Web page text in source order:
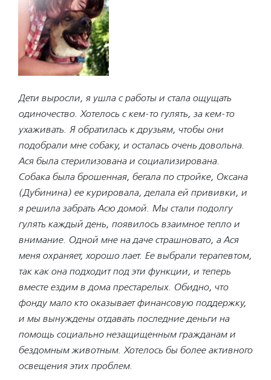
Дети выросли, я ушла с работы и стала ощущать
одиночество. Хотелось с кем-то гулять, за кем-то
ухаживать. Я обратилась к друзьям, чтобы они
подобрали мне собаку, и осталась очень довольна.
Ася была стерилизована и социализирована.
Собака была брошенная, бегала по стройке, Оксана
(Дубинина) ее курировала, делала ей прививки, и
я решила забрать Асю домой. Мы стали подолгу
гулять каждый день, появилось взаимное тепло и
внимание. Одной мне на даче страшновато, а Ася
меня охраняет, хорошо лает. Ее выбрали терапевтом,
так как она подходит под эти функции, и теперь
вместе ездим в дома престарелых. Обидно, что
фонду мало кто оказывает финансовую поддержку,
и мы вынуждены отдавать последние деньги на
помощь социально незащищенным гражданам и
бездомным животным. Хотелось бы более активного
освещения этих проблем.